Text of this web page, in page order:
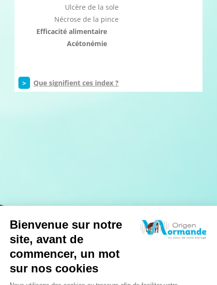
Ulcère de la sole
Nécrose de la pince
Efficacité alimentaire
Acétonémie
> Que signifient ces index ?